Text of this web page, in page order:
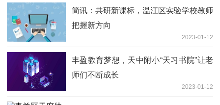
简讯：共研新课标，温江区实验学校教师
把握新方向
2023-01-12
丰盈教育梦想，天中附小“天习书院”让老
师们不断成长
2023-01-12